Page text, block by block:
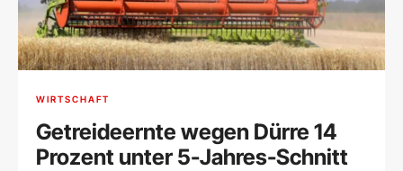
WIRTSCHAFT
Getreideernte wegen Dürre 14
Prozent unter 5-Jahres-Schnitt